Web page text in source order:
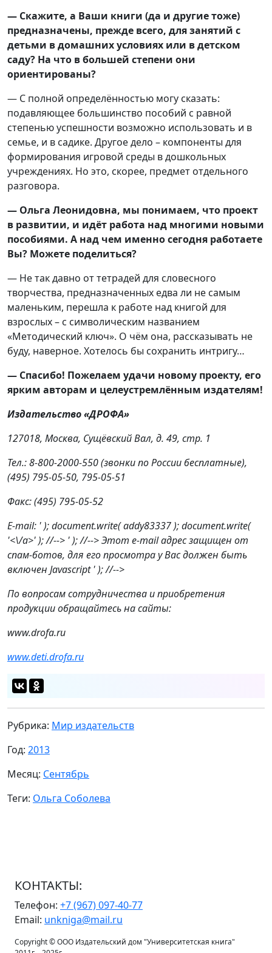
— Скажите, а Ваши книги (да и другие тоже)
предназначены, прежде всего, для занятий с
детьми в домашних условиях или в детском
саду? На что в большей степени они
ориентированы?
— С полной определённостью могу сказать:
подавляющее большинство пособий с равной
степенью успешности возможно использовать и в
семье, и в садике. Другое дело – компоненты для
формирования игровой среды в дошкольных
учреждениях. Но это, скорее, предмет отдельного
разговора.
— Ольга Леонидовна, мы понимаем, что проект
в развитии, и идёт работа над многими новыми
пособиями. А над чем именно сегодня работаете
Вы? Можете поделиться?
— Не так давно от тетрадей для словесного
творчества, предназначенных едва ли не самым
маленьким, перешла к работе над книгой для
взрослых – с символическим названием
«Методический ключ». О чём она, рассказывать не
буду, наверное. Хотелось бы сохранить интригу…
— Спасибо! Пожелаем удачи новому проекту, его
ярким авторам и целеустремлённым издателям!
Издательство «ДРОФА»
127018, Москва, Сущёвский Вал, д. 49, стр. 1
Тел.: 8-800-2000-550 (звонки по России бесплатные),
(495) 795-05-50, 795-05-51
Факс: (495) 795-05-52
E-mail: ' ); document.write( addy83337 ); document.write(
'<\/a>' ); //--> ' ); //--> Этот e-mail адрес защищен от
спам-ботов, для его просмотра у Вас должен быть
включен Javascript' ); //-->
По вопросам сотрудничества и приобретения
продукции обращайтесь на сайты:
www.drofa.ru
www.deti.drofa.ru
Рубрика: Мир издательств
Год: 2013
Месяц: Сентябрь
Теги: Ольга Соболева
КОНТАКТЫ:
Телефон: +7 (967) 097-40-77
Email: unkniga@mail.ru
Copyright © ООО Издательский дом "Университетская книга"